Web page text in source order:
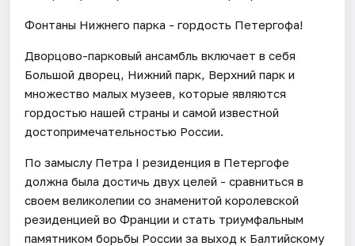
Фонтаны Нижнего парка - гордость Петергофа!
Дворцово-парковый ансамбль включает в себя
Большой дворец, Нижний парк, Верхний парк и
множество малых музеев, которые являются
гордостью нашей страны и самой известной
достопримечательностью России.
По замыслу Петра I резиденция в Петергофе
должна была достичь двух целей - сравниться в
своем великолепии со знаменитой королевской
резиденцией во Франции и стать триумфальным
памятником борьбы России за выход к Балтийскому